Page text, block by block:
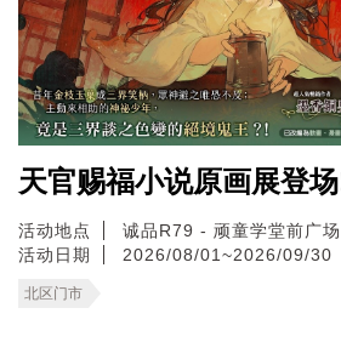
天官赐福小说原画展登
活动地点
诚品R79 - 顽童学堂前广场
活动日期
2026/08/01~2026/09/30
北区门市